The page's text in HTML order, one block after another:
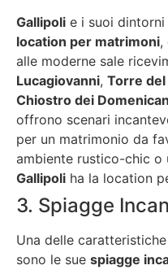
Gallipoli e i suoi
location per matrimoni,
alle moderne sale
Lucagiovanni, Torre del
Chiostro dei
offrono scenari
per un matrimonio da
ambiente rustico-chic o
Gallipoli ha la location
3. Spiagge
Una delle
sono le sue spiagge